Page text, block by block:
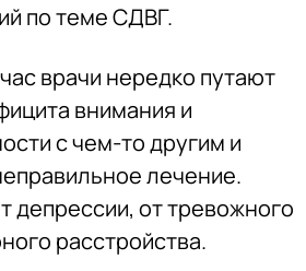
по теме СДВГ.
врачи нередко путают
внимания и
с чем-то другим и
лечение.
депрессии, от тревожного
расстройства.